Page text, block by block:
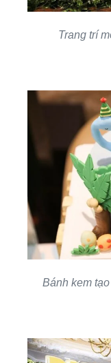
Trang trí
Bánh kem